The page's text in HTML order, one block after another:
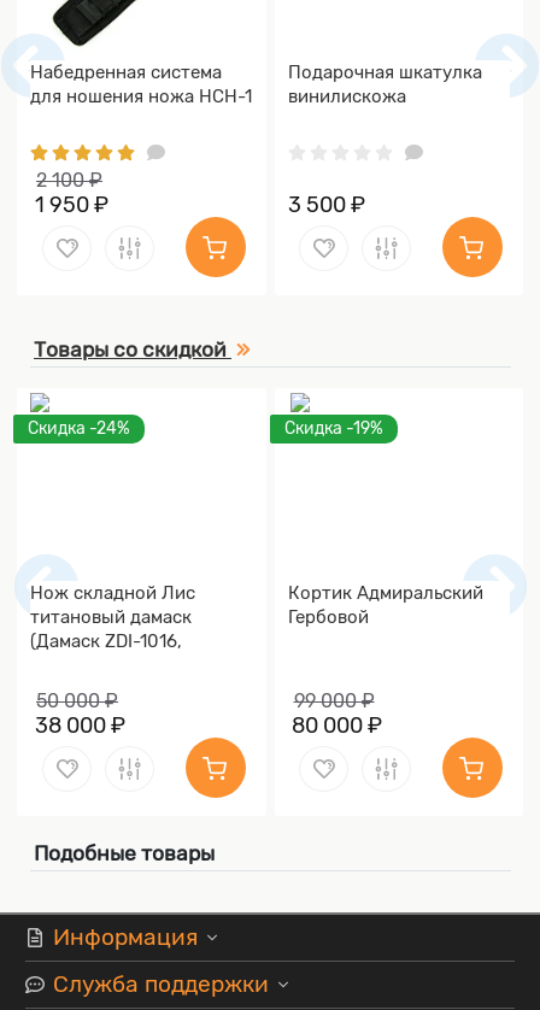
Набедренная система
для ношения ножа НСН-1
2 100 ₽
1 950 ₽
Подарочная шкатулка
винилискожа
3 500 ₽
Товары со скидкой
Скидка -24%
Нож складной Лис
титановый дамаск
(Дамаск ZDI-1016,
50 000 ₽
38 000 ₽
Скидка -19%
Кортик Адмиральский
Гербовой
99 000 ₽
80 000 ₽
Подобные товары
Информация
Служба поддержки